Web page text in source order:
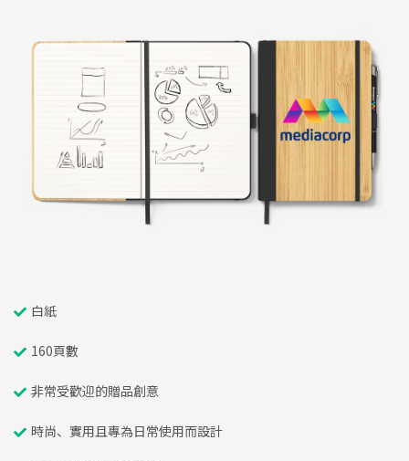
白紙
160頁數
非常受歡迎的贈品創意
時尚、實用且專為日常使用而設計